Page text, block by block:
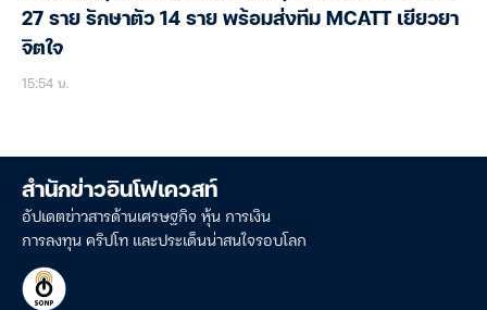
27 ราย รักษาตัว 14 ราย พร้อมส่งทีม MCATT เยียวยา
จิตใจ
15:54 น.
สำนักข่าวอินโฟเควสท์
อัปเดตข่าวสารด้านเศรษฐกิจ หุ้น การเงิน
การลงทุน คริปโท และประเด็นน่าสนใจรอบโลก